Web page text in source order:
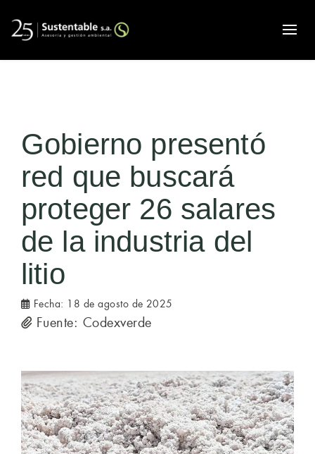
Gobierno presentó
red que buscará
proteger 26 salares
de la industria del
litio
Fecha: 18 de agosto de 2025
Fuente: Codexverde